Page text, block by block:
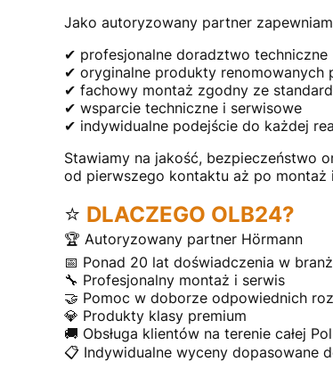
Jako autoryzowany partner
✔ profesjonalne doradztwo techniczne
✔ oryginalne produkty renomowanych
✔ fachowy montaż zgodny ze
✔ wsparcie techniczne i serwisowe
✔ indywidualne podejście do każdej
Stawiamy na jakość, bezpieczeństwo
od pierwszego kontaktu aż po montaż
⭐ DLACZEGO OLB24?
🏆 Autoryzowany partner Hörmann
📅 Ponad 20 lat doświadczenia w
🔧 Profesjonalny montaż i serwis
🤝 Pomoc w doborze odpowiednich
💎 Produkty klasy premium
🚚 Obsługa klientów na terenie całej
📋 Indywidualne wyceny dopasowane